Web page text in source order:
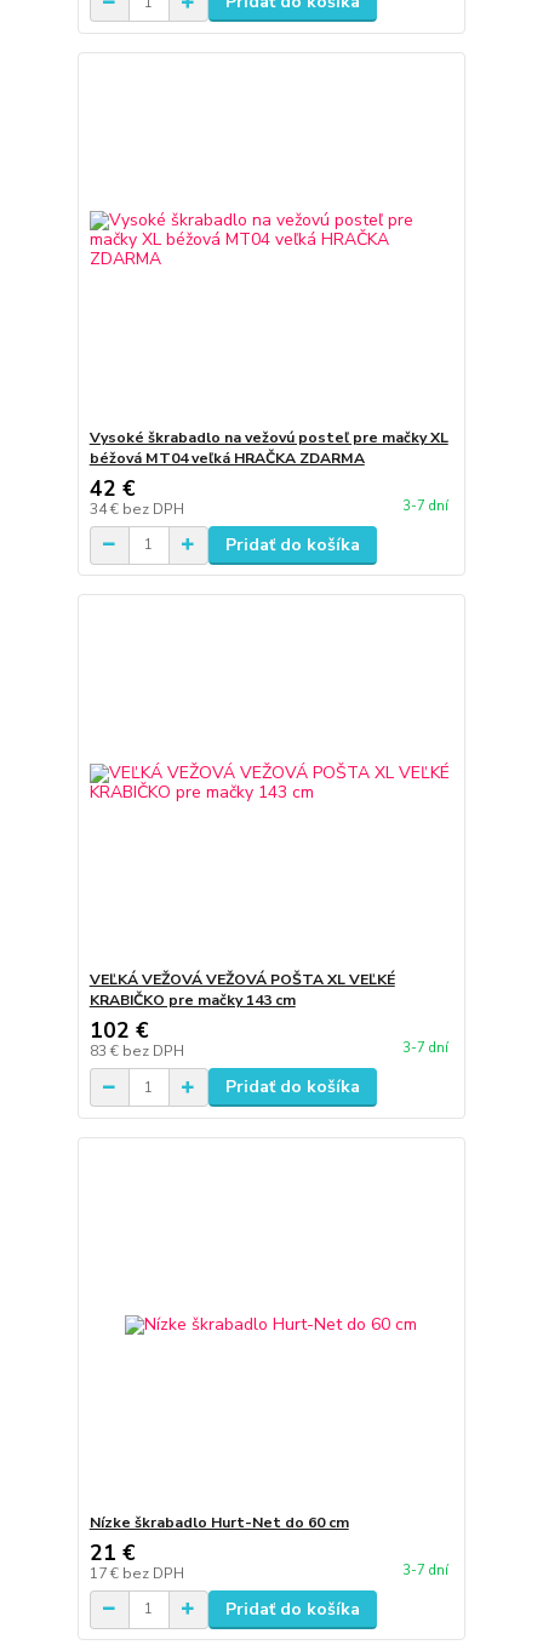
Vysoké škrabadlo na vežovú posteľ pre mačky XL
béžová MT04 veľká HRAČKA ZDARMA
42 €
34 € bez DPH 3-7 dní
Pridať do košíka
VEĽKÁ VEŽOVÁ VEŽOVÁ POŠTA XL VEĽKÉ
KRABIČKO pre mačky 143 cm
102 €
83 € bez DPH 3-7 dní
Pridať do košíka
Nízke škrabadlo Hurt-Net do 60 cm
21 €
17 € bez DPH 3-7 dní
Pridať do košíka